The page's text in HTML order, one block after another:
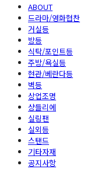
ABOUT
드라마/영화협찬
거실등
방등
식탁/포인트등
주방/욕실등
현관/베란다등
벽등
상업조명
샹들리에
실링팬
실외등
스탠드
기타자재
공지사항